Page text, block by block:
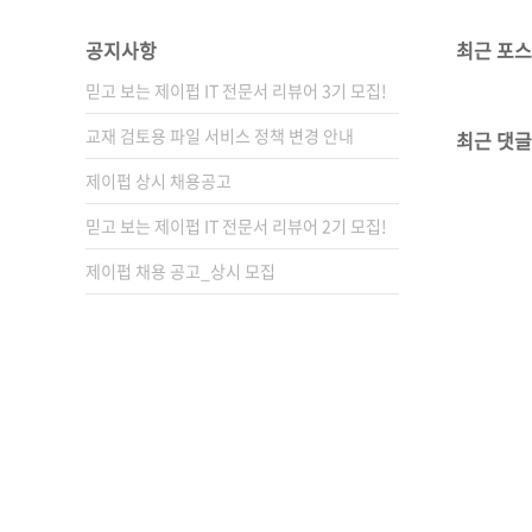
공지사항
믿고 보는 제이펍 IT 전문서 리뷰어 3기 모집!
교재 검토용 파일 서비스 정책 변경 안내
제이펍 상시 채용공고
믿고 보는 제이펍 IT 전문서 리뷰어 2기 모집!
제이펍 채용 공고_상시 모집
최근 포
최근 댓글